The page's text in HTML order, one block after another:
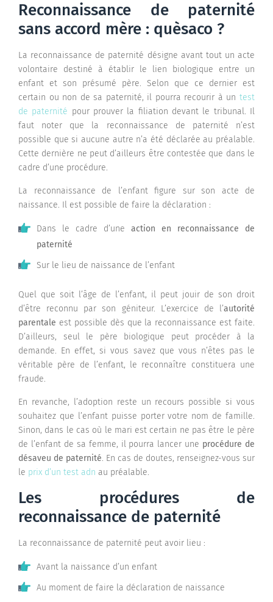
Reconnaissance de paternité
sans accord mère : quèsaco ?
La reconnaissance de paternité désigne avant tout un acte
volontaire destiné à établir le lien biologique entre un
enfant et son présumé père. Selon que ce dernier est
certain ou non de sa paternité, il pourra recourir à un test
de paternité pour prouver la filiation devant le tribunal. Il
faut noter que la reconnaissance de paternité n’est
possible que si aucune autre n’a été déclarée au préalable.
Cette dernière ne peut d’ailleurs être contestée que dans le
cadre d’une procédure.
La reconnaissance de l’enfant figure sur son acte de
naissance. Il est possible de faire la déclaration :
Dans le cadre d’une action en reconnaissance de
paternité
Sur le lieu de naissance de l’enfant
Quel que soit l’âge de l’enfant, il peut jouir de son droit
d’être reconnu par son géniteur. L’exercice de l’autorité
parentale est possible dès que la reconnaissance est faite.
D’ailleurs, seul le père biologique peut procéder à la
demande. En effet, si vous savez que vous n’êtes pas le
véritable père de l’enfant, le reconnaître constituera une
fraude.
En revanche, l’adoption reste un recours possible si vous
souhaitez que l’enfant puisse porter votre nom de famille.
Sinon, dans le cas où le mari est certain ne pas être le père
de l’enfant de sa femme, il pourra lancer une procédure de
désaveu de paternité. En cas de doutes, renseignez-vous sur
le prix d’un test adn au préalable.
Les procédures de
reconnaissance de paternité
La reconnaissance de paternité peut avoir lieu :
Avant la naissance d’un enfant
Au moment de faire la déclaration de naissance